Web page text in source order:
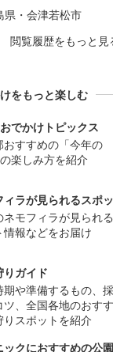
県・会津若松市
閲覧履歴をもっと見
をもっと楽しむ
でかけトピックス
おすすめの「今年の
楽しみ方を紹介
ィラが見られるスポ
ネモフィラが見られ
情報などをお届け
りガイド
期や準備するもの、
ツ、全国各地のおす
りスポットを紹介
ックにおすすめの公園